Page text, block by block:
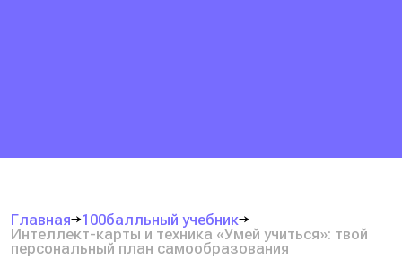
Главная
100балльный учебник
Интеллект-карты и техника «Умей учиться»: твой
персональный план самообразования